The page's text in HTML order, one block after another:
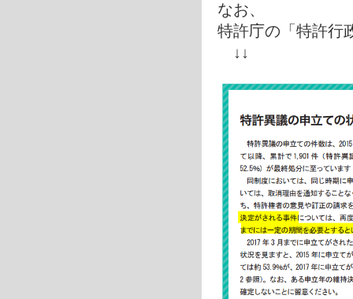
なお、
特許庁の「特許行
↓↓